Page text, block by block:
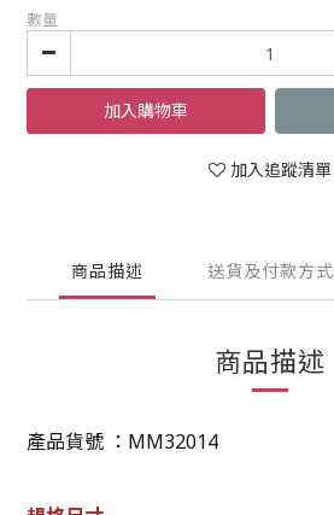
數量
加入購物車
加入追蹤清單
商品描述 送貨及付款方式
商品描述
產品貨號 ：MM32014